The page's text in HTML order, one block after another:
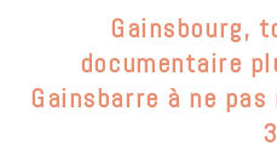
Gainsbourg,
documentaire
Gainsbarre à ne
3